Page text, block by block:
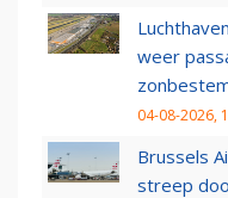
weer
04-08-2026,
Brussels
streep